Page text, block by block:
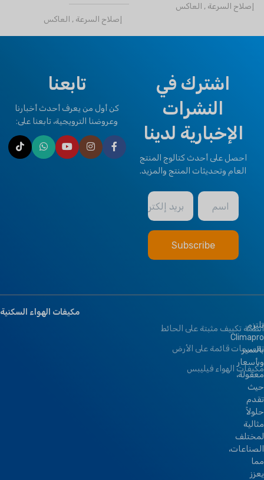
إصلاح السرعة , العاكس
مادة التبريد ر32 ,
R410a
نوع المناخ
الحالة الطبيعية T1T3 استوائي
ماركة كليمابرو
OPTIONAL FUNCTION
BMS Module Remote Control
إصلاح السرعة , العاكس
نوع المناخ
الحالة الطبيعية T1 ,
ماركة كليمابرو
اشترك في
النشرات
الإخبارية لدينا
احصل على أحدث كتالوج المنتج
العام وتحديثات المنتج والمزيد.
اسم بريد إلكتروني
تابعنا
كن أول من يعرف أحدث أخبارنا
وعروضنا الترويجية، تابعنا على:
تلتزم
Climapro
بالتميز
وبأسعار
معقولة،
حيث
تقدم
حلولاً
مثالية
لمختلف
الصناعات،
مما
يعزز
مكيفات الهواء السكنية
أنظمة تكييف مثبتة على الحائط
تقسيمات قائمة على الأرض
مكيفات الهواء فيليبس